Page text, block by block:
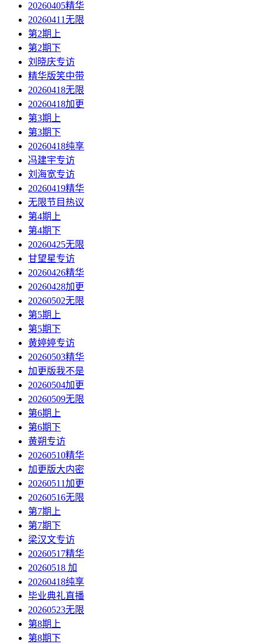
20260405精华
20260411无限
第2期上
第2期下
刘晓庆专访
精华版笑中带
20260418无限
20260418加更
第3期上
第3期下
20260418纯享
冯建宇专访
刘海宽专访
20260419精华
无限节目热议
第4期上
第4期下
20260425无限
甘望星专访
20260426精华
20260428加更
20260502无限
第5期上
第5期下
黄婷婷专访
20260503精华
加更版我不是
20260504加更
20260509无限
第6期上
第6期下
黄朔专访
20260510精华
加更版大内密
20260511加更
20260516无限
第7期上
第7期下
梁汉文专访
20260517精华
20260518 加
20260418纯享
毕业典礼直播
20260523无限
第8期上
第8期下